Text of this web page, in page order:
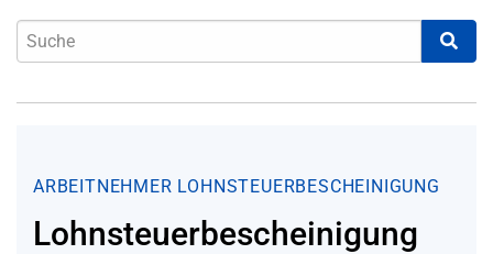
ARBEITNEHMER LOHNSTEUERBESCHEINIGUNG
Lohnsteuerbescheinigung